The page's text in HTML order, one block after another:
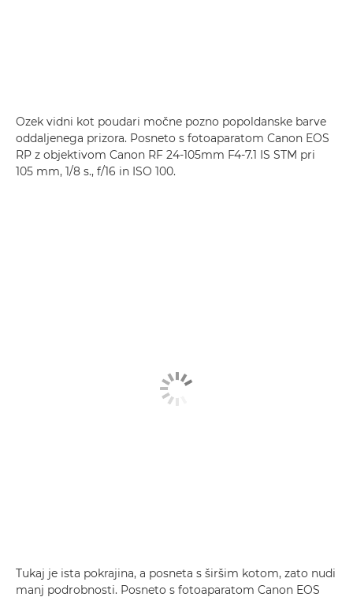
Ozek vidni kot poudari močne pozno popoldanske barve
oddaljenega prizora. Posneto s fotoaparatom Canon EOS
RP z objektivom Canon RF 24-105mm F4-7.1 IS STM pri
105 mm, 1/8 s., f/16 in ISO 100.
Tukaj je ista pokrajina, a posneta s širšim kotom, zato nudi
manj podrobnosti. Posneto s fotoaparatom Canon EOS